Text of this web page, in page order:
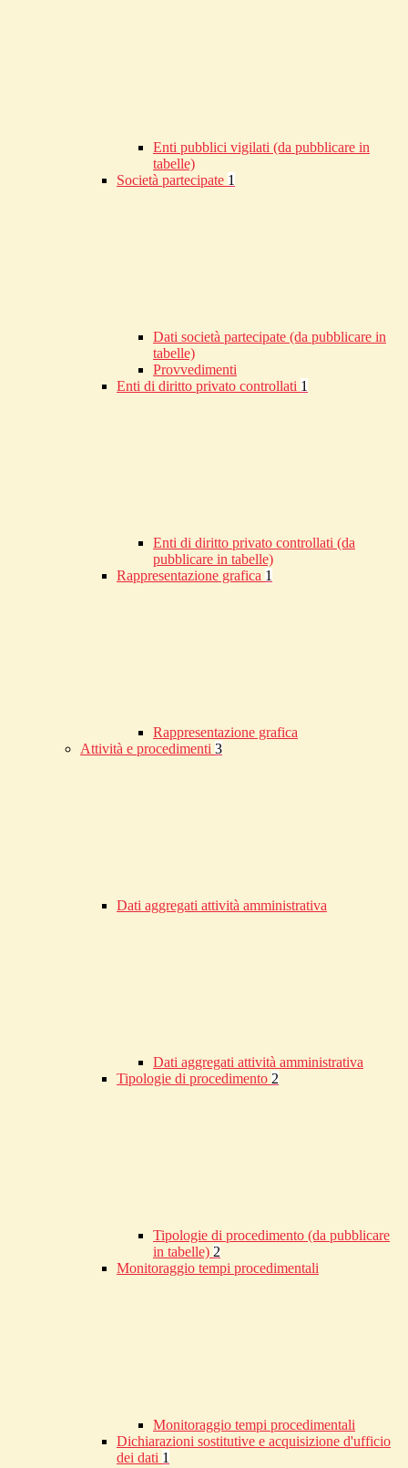
Enti pubblici vigilati (da pubblicare in
tabelle)
Società partecipate 1
Dati società partecipate (da pubblicare in
tabelle)
Provvedimenti
Enti di diritto privato controllati 1
Enti di diritto privato controllati (da
pubblicare in tabelle)
Rappresentazione grafica 1
Rappresentazione grafica
Attività e procedimenti 3
Dati aggregati attività amministrativa
Dati aggregati attività amministrativa
Tipologie di procedimento 2
Tipologie di procedimento (da pubblicare
in tabelle) 2
Monitoraggio tempi procedimentali
Monitoraggio tempi procedimentali
Dichiarazioni sostitutive e acquisizione d'ufficio
dei dati 1